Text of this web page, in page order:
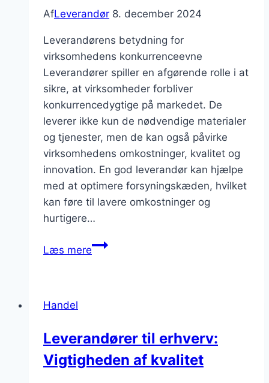
AfLeverandør 8. december 2024
Leverandørens betydning for
virksomhedens konkurrenceevne
Leverandører spiller en afgørende rolle i at
sikre, at virksomheder forbliver
konkurrencedygtige på markedet. De
leverer ikke kun de nødvendige materialer
og tjenester, men de kan også påvirke
virksomhedens omkostninger, kvalitet og
innovation. En god leverandør kan hjælpe
med at optimere forsyningskæden, hvilket
kan føre til lavere omkostninger og
hurtigere…
Læs mereLeverandørens
virksomheden
holder
Handel
Leverandører til erhverv:
Vigtigheden af kvalitet